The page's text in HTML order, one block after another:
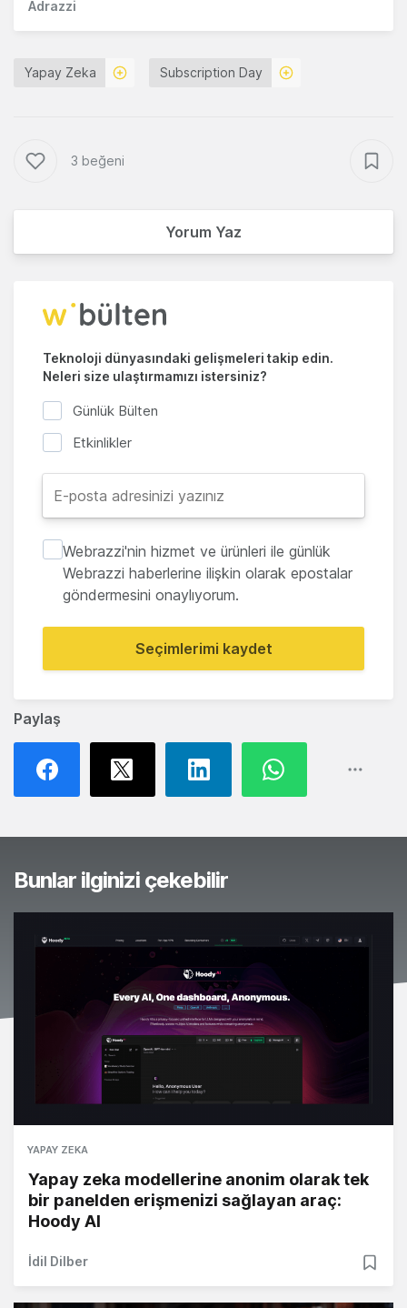
Paylaş
Adrazzi
Yapay Zeka Subscription Day
3 beğeni
Yorum Yaz
Teknoloji dünyasındaki gelişmeleri takip edin.
Neleri size ulaştırmamızı istersiniz?
Günlük Bülten
Etkinlikler
Webrazzi'nin hizmet ve ürünleri ile günlük
Webrazzi haberlerine ilişkin olarak epostalar
göndermesini onaylıyorum.
Seçimlerimi kaydet
Bunlar ilginizi çekebilir
YAPAY ZEKA
Yapay zeka modellerine anonim olarak tek
bir panelden erişmenizi sağlayan araç:
Hoody AI
İdil Dilber